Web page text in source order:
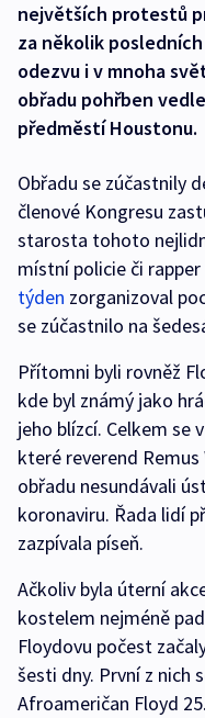
největších protestů
za několik
odezvu i v mnoha
obřadu pohřben
předměstí Houstonu.
Obřadu se zúčastnily
členové Kongresu
starosta tohoto
místní policie či
týden zorganizoval
se zúčastnilo na
Přítomni byli rovněž
kde byl známý jako
jeho blízcí. Celkem se
které reverend
obřadu nesundávali
koronaviru. Řada lidí
zazpívala píseň.
Ačkoliv byla úterní
kostelem nejméně
Floydovu počest
šesti dny. První z nich
Afroameričan Floyd